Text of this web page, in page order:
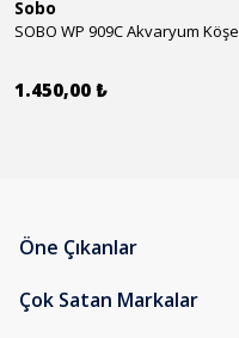
Sobo
1.450,00 ₺
Öne Çıkanlar
Çok Satan Markalar